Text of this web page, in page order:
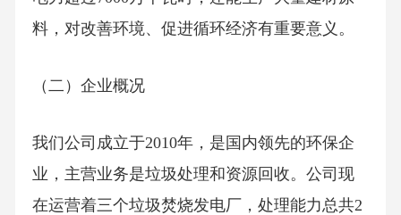
料，对改善环境、促进循环经济有重要意义。
（二）企业概况
我们公司成立于2010年，是国内领先的环保企
业，主营业务是垃圾处理和资源回收。公司现
在运营着三个垃圾焚烧发电厂，处理能力总共2